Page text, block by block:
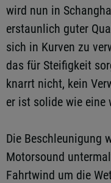
wird nun in
erstaunlich guter
sich in Kurven zu
das für Steifigkeit
knarrt nicht, kein
er ist solide wie eine
Die Beschleunigung
Motorsound
Fahrtwind um die